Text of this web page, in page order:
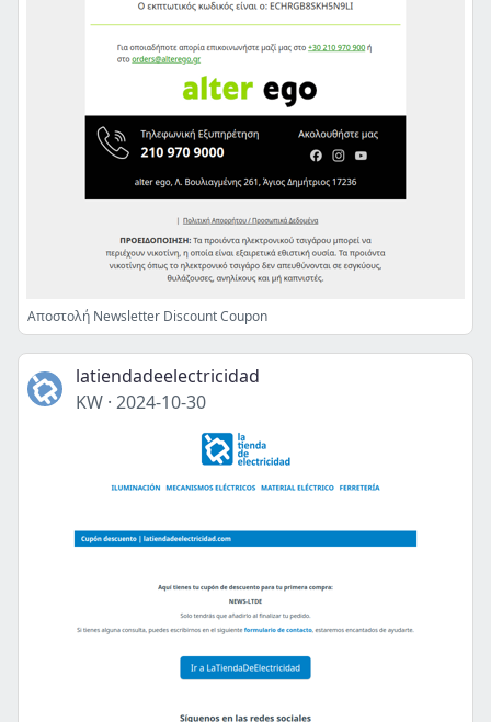
Αποστολή Newsletter Discount Coupon
latiendadeelectricidad
KW · 2024-10-30